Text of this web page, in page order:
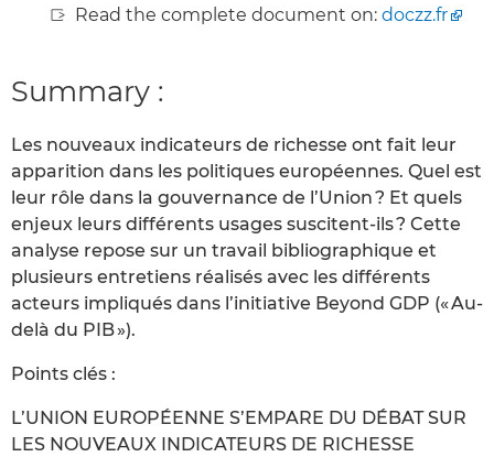
Read the complete document on: doczz.fr
Summary :
Les nouveaux indicateurs de richesse ont fait leur
apparition dans les politiques européennes. Quel est
leur rôle dans la gouvernance de l’Union ? Et quels
enjeux leurs différents usages suscitent-ils ? Cette
analyse repose sur un travail bibliographique et
plusieurs entretiens réalisés avec les différents
acteurs impliqués dans l’initiative Beyond GDP (« Au-
delà du PIB »).
Points clés :
L’UNION EUROPÉENNE S’EMPARE DU DÉBAT SUR
LES NOUVEAUX INDICATEURS DE RICHESSE